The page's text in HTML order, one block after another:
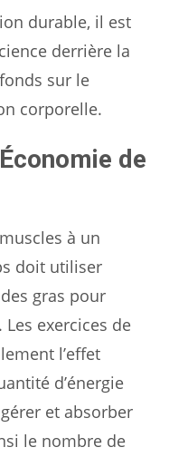
durable, il est
derrière la
sur le
corporelle.
de
à un
doit utiliser
gras pour
exercices de
l’effet
d’énergie
et absorber
le nombre de